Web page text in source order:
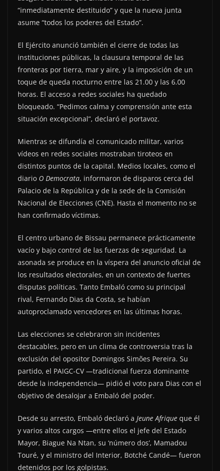
“inmediatamente destituido” y que la nueva junta
asume “todos los poderes del Estado”.
El Ejército anunció también el cierre de todas las
instituciones públicas, la clausura temporal de las
fronteras por tierra, mar y aire, y la imposición de un
toque de queda nocturno entre las 21.00 y las 6.00
horas. El acceso a redes sociales ha quedado
bloqueado. “Pedimos calma y comprensión ante esta
situación excepcional”, declaró el portavoz.
Mientras se difundía el comunicado militar, varios
vídeos en redes sociales mostraban tiroteos en
distintos puntos de la capital. Medios locales, como el
diario O Democrata, informaron de disparos cerca del
Palacio de la República y de la sede de la Comisión
Nacional de Elecciones (CNE). Hasta el momento no se
han confirmado víctimas.
El centro urbano de Bissau permanece prácticamente
vacío y bajo control de las fuerzas de seguridad. La
asonada se produce en la víspera del anuncio oficial de
los resultados electorales, en un contexto de fuertes
disputas políticas. Tanto Embaló como su principal
rival, Fernando Dias da Costa, se habían
autoproclamado vencedores en las últimas horas.
Las elecciones se celebraron sin incidentes
destacables, pero en un clima de controversia tras la
exclusión del opositor Domingos Simões Pereira. Su
partido, el PAIGC-CV —tradicional fuerza dominante
desde la independencia— pidió el voto para Dias con el
objetivo de desalojar a Embaló del poder.
Desde su arresto, Embaló declaró a Jeune Afrique que él
y varios altos cargos —entre ellos el jefe del Estado
Mayor, Biague Na Ntan, su ‘número dos’, Mamadou
Touré, y el ministro del Interior, Botché Candé— fueron
detenidos por los golpistas.